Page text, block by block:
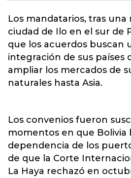
Los mandatarios, tras
ciudad de Ilo en el sur de
que los acuerdos buscan
integración de sus países
ampliar los mercados de
naturales hasta Asia.
Los convenios fueron
momentos en que Bolivia
dependencia de los
de que la Corte
La Haya rechazó en